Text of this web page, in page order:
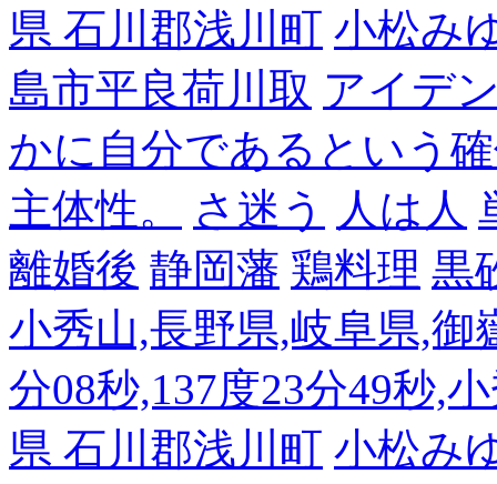
県 石川郡浅川町 小松み
島市平良荷川取 アイデ
かに自分であるという
主体性。
さ迷う 人は人
離婚後 静岡藩 鶏料理 黒
小秀山,長野県,岐阜県,御
分08秒,137度23分49秒,
県 石川郡浅川町 小松み